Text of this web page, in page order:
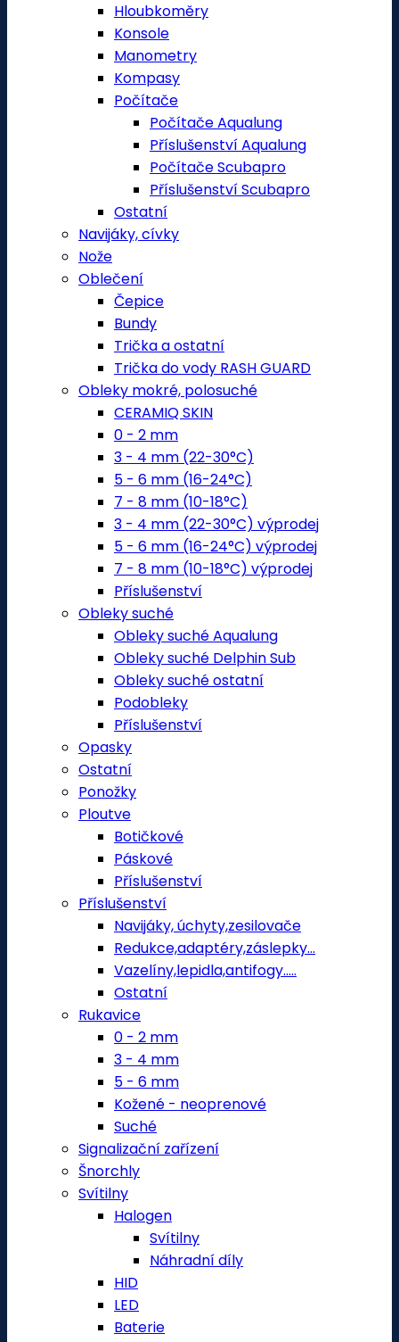
Hloubkoměry
Konsole
Manometry
Kompasy
Počítače
Počítače Aqualung
Příslušenství Aqualung
Počítače Scubapro
Příslušenství Scubapro
Ostatní
Navijáky, cívky
Nože
Oblečení
Čepice
Bundy
Trička a ostatní
Trička do vody RASH GUARD
Obleky mokré, polosuché
CERAMIQ SKIN
0 - 2 mm
3 - 4 mm (22-30°C)
5 - 6 mm (16-24°C)
7 - 8 mm (10-18°C)
3 - 4 mm (22-30°C) výprodej
5 - 6 mm (16-24°C) výprodej
7 - 8 mm (10-18°C) výprodej
Příslušenství
Obleky suché
Obleky suché Aqualung
Obleky suché Delphin Sub
Obleky suché ostatní
Podobleky
Příslušenství
Opasky
Ostatní
Ponožky
Ploutve
Botičkové
Páskové
Příslušenství
Příslušenství
Navijáky, úchyty,zesilovače
Redukce,adaptéry,záslepky...
Vazelíny,lepidla,antifogy.....
Ostatní
Rukavice
0 - 2 mm
3 - 4 mm
5 - 6 mm
Kožené - neoprenové
Suché
Signalizační zařízení
Šnorchly
Svítilny
Halogen
Svítilny
Náhradní díly
HID
LED
Baterie